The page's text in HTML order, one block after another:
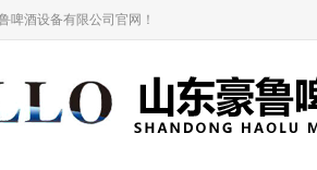
啤酒设备有限公司官网！